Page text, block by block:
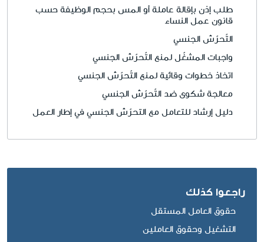
طلب إذن بإقالة عاملة أو المس بحجم الوظيفة حسب
قانون عمل النساء
التّحرّش الجنسي
واجبات المشغّل لمنع التّحرّش الجنسي
اتخاذ خطوات وقائية لمنع التّحرّش الجنسي
معالجة شكوى ضد التّحرّش الجنسي
دليل إرشاد للتعامل مع التحرّش الجنسي في إطار العمل
راجعوا كذلك
حقوق العامل المستقل
التشغيل وحقوق العاملين